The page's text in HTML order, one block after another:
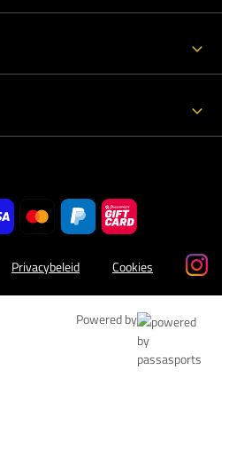
Privacybeleid Cookies
Powered by